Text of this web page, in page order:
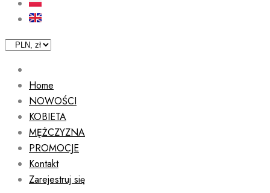
Home
NOWOŚCI
KOBIETA
MĘŻCZYZNA
PROMOCJE
Kontakt
Zarejestruj się